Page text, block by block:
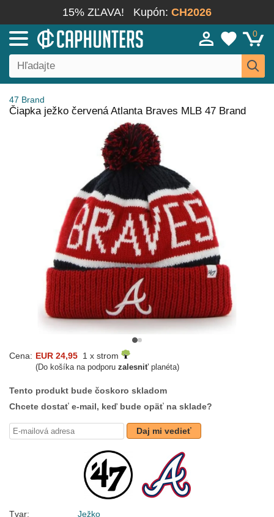
15% ZĽAVA! Kupón: CH2026
0
47 Brand
Čiapka ježko červená Atlanta Braves MLB 47 Brand
Cena: EUR 24,95 1 x strom
(Do košíka na podporu zalesniťplanéta)
Tento produkt bude čoskoro skladom
Chcete dostať e-mail, keď bude opäť na sklade?
Daj mi vedieť
Tvar:
Ježko